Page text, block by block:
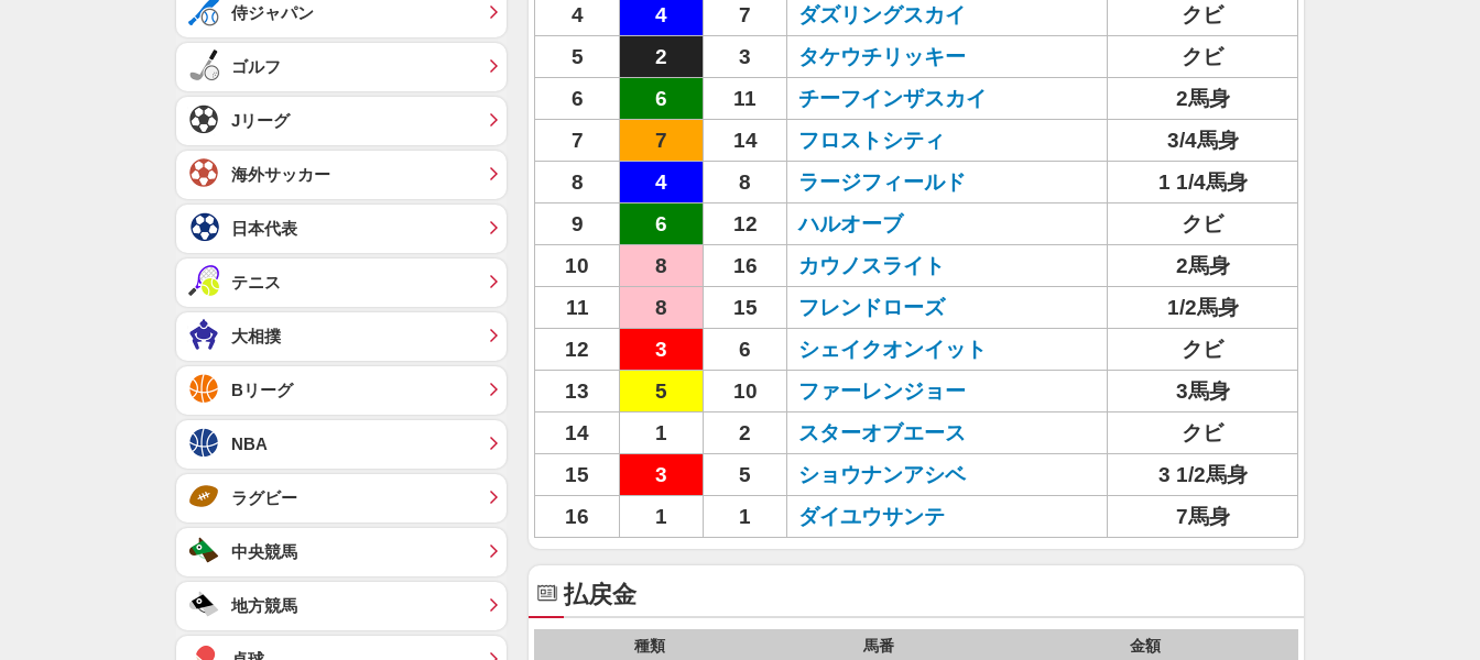
4
4 7 ダズリングスカイ
クビ
5
2 3 タケウチリッキー
クビ
6
6 11 チーフインザスカイ
2馬身
7
7 14 フロストシティ
3/4馬身
8
4 8 ラージフィールド
1 1/4馬身
9
6 12 ハルオーブ
クビ
10
8 16 カウノスライト
2馬身
11
8 15 フレンドローズ
1/2馬身
12
3 6 シェイクオンイット
クビ
13
5 10 ファーレンジョー
3馬身
14
1 2 スターオブエース
クビ
15
3 5 ショウナンアシベ
3 1/2馬身
16
1 1 ダイユウサンテ 7馬身
払戻金
種類 馬番 金額
侍ジャパン
ゴルフ
Jリーグ
海外サッカー
日本代表
テニス
大相撲
Bリーグ
NBA
ラグビー
中央競馬
地方競馬